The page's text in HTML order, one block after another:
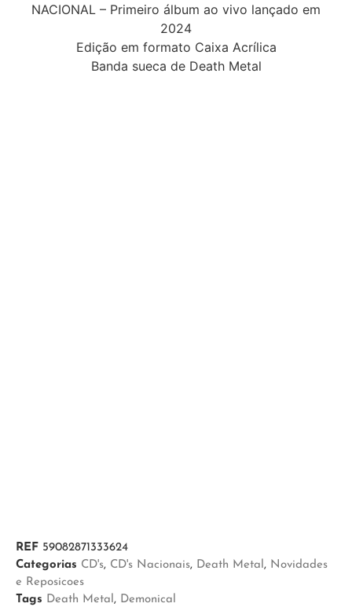
NACIONAL – Primeiro álbum ao vivo lançado em
2024
Edição em formato Caixa Acrílica
Banda sueca de Death Metal
REF 59082871333624
Categorias CD's, CD's Nacionais, Death Metal, Novidades
e Reposicoes
Tags Death Metal, Demonical